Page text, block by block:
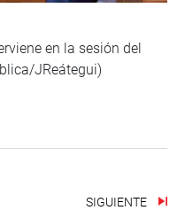
en la sesión del
JReátegui)
SIGUIENTE